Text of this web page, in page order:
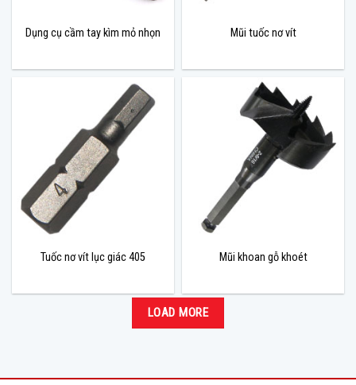
Dụng cụ cầm tay kìm mỏ nhọn Mũi tuốc nơ vít
Tuốc nơ vít lục giác 405 Mũi khoan gỗ khoét
LOAD MORE